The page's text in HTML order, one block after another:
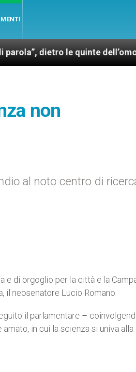
le quinte dell’omonimo film
non
al noto centro di
e di orgoglio per la città e la
il neosenatore Lucio Romano.
il parlamentare –
in cui la scienza si univa alla